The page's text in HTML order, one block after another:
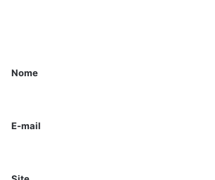
Nome
E-mail